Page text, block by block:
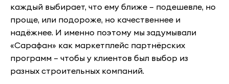
каждый выбирает, что ему ближе – подешевле, но
проще, или подороже, но качественнее и
надёжнее. И именно поэтому мы задумывали
«Сарафан» как маркетплейс партнёрских
программ – чтобы у клиентов был выбор из
разных строительных компаний.